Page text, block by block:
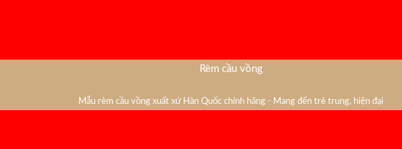
Rèm cầu vồng
Mẫu rèm cầu vồng xuất xứ Hàn Quốc chính hãng - Mang đến trẻ trung, hiện đại